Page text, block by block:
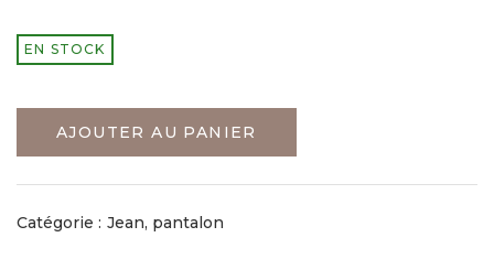
EN STOCK
AJOUTER AU PANIER
Catégorie : Jean, pantalon